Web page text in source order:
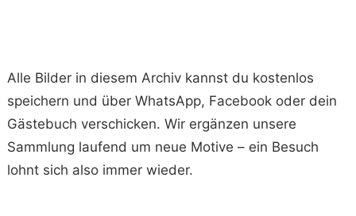
Alle Bilder in diesem Archiv kannst du kostenlos
speichern und über WhatsApp, Facebook oder dein
Gästebuch verschicken. Wir ergänzen unsere
Sammlung laufend um neue Motive – ein Besuch
lohnt sich also immer wieder.